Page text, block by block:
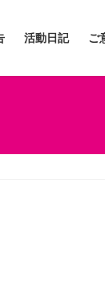
活動日記 ご